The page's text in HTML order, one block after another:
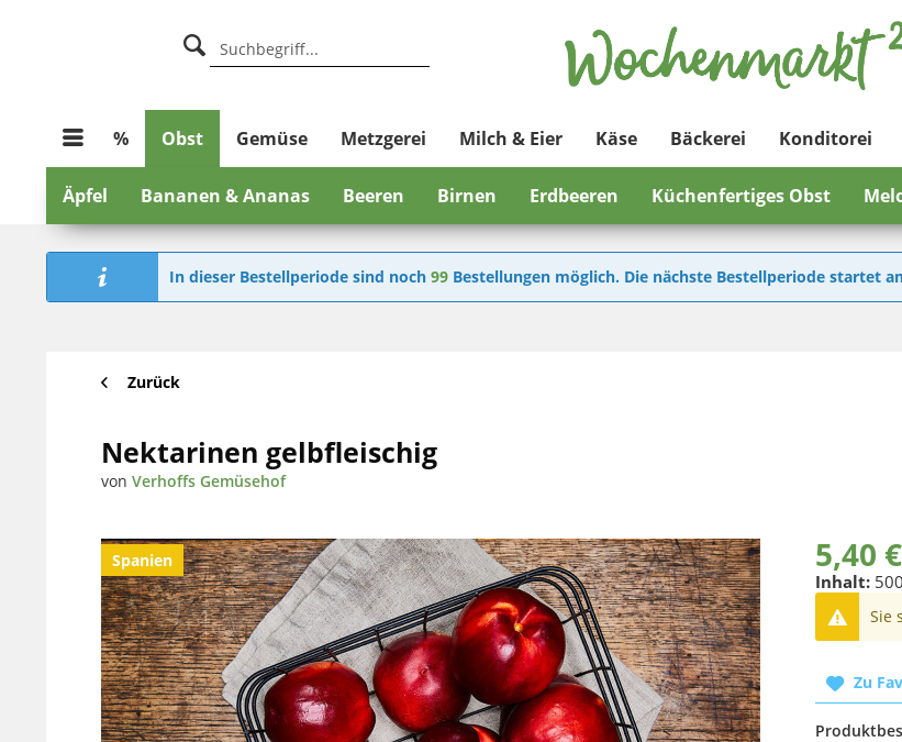
% Obst Gemüse Metzgerei Milch & Eier Käse Bäckerei Konditorei
Äpfel Bananen & Ananas Beeren Birnen Erdbeeren Küchenfertiges Obst
In dieser Bestellperiode sind noch 99 Bestellungen möglich. Die nächste Bestellperiode startet
Zurück
Nektarinen gelbfleischig
von Verhoffs Gemüsehof
Spanien 5,40 €
Inhalt:
Sie
Zu